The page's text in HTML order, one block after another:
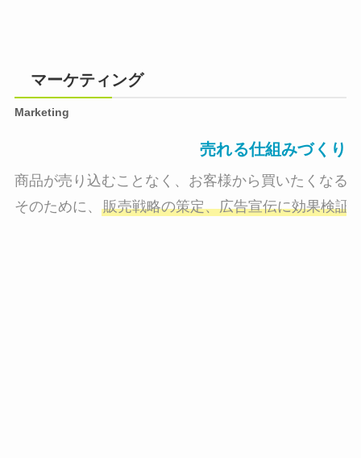
マーケティング
Marketing
売れる仕組みづくり
商品が売り込むことなく、お客様から買いたくなる
そのために、 販売戦略の策定、広告宣伝に効果検証